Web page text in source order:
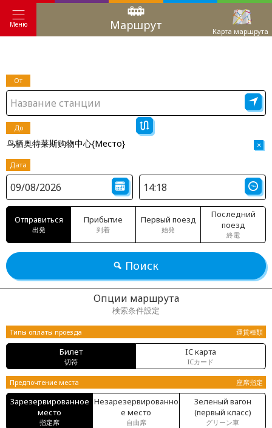
Меню Маршрут Карта маршрута
От
До
鸟栖奥特莱斯购物中心{Место} ×
Дата
Отправиться
出発
Прибытие
到着
Первый поезд
始発
Последний
поезд
終電
Поиск
Опции маршрута
検索条件設定
Типы оплаты проезда 運賃種類
Билет
切符
IC карта
ICカード
Предпочтение места 座席指定
Зарезервированное
место
指定席
Незарезервированно
е место
自由席
Зеленый вагон
(первый класс)
グリーン車